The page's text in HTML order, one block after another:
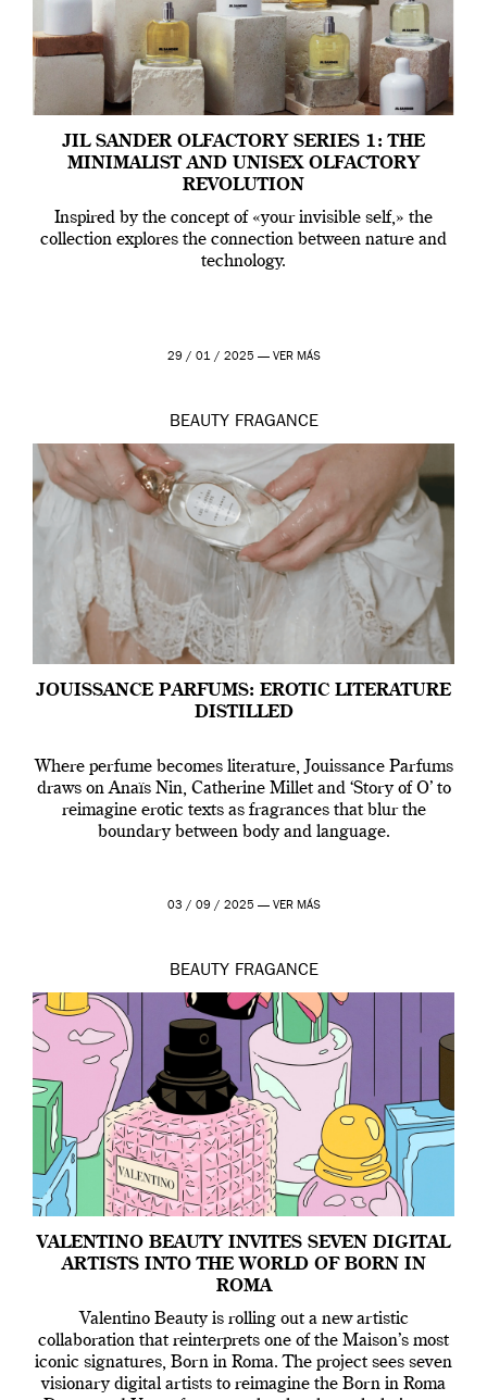
JIL SANDER OLFACTORY SERIES 1: THE
MINIMALIST AND UNISEX OLFACTORY
REVOLUTION
Inspired by the concept of «your invisible self,» the
collection explores the connection between nature and
technology.
29 / 01 / 2025 — VER MÁS
BEAUTY FRAGANCE
JOUISSANCE PARFUMS: EROTIC LITERATURE
DISTILLED
Where perfume becomes literature, Jouissance Parfums
draws on Anaïs Nin, Catherine Millet and ‘Story of O’ to
reimagine erotic texts as fragrances that blur the
boundary between body and language.
03 / 09 / 2025 — VER MÁS
BEAUTY FRAGANCE
VALENTINO BEAUTY INVITES SEVEN DIGITAL
ARTISTS INTO THE WORLD OF BORN IN
ROMA
Valentino Beauty is rolling out a new artistic
collaboration that reinterprets one of the Maison’s most
iconic signatures, Born in Roma. The project sees seven
visionary digital artists to reimagine the Born in Roma